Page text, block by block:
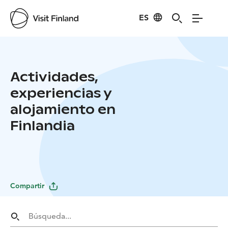
ES
Actividades,
experiencias y
alojamiento en
Finlandia
Compartir